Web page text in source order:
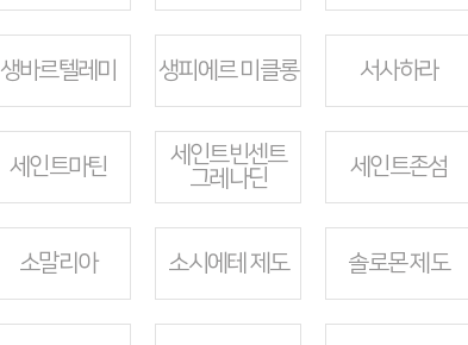
생바르텔레미 생피에르 미클롱 서사하라
세인트마틴
세인트빈센트
그레나딘
세인트존섬
소말리아 소시에테 제도 솔로몬 제도